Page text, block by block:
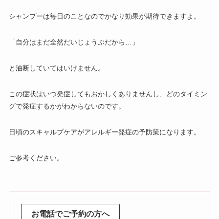
シャンプーは毎日のことなのでかなり効果が期待できますよ。
「自分はまだ全然だいじょうぶだから…」
と油断していてはいけません。
この症状はいつ発症してもおかしくありませんし、どのタイミン
グで発症するかがわからないのです。
日頃のスキャルプケアがアレルギー発症の予防策になります。
ご参考ください。
お電話でご予約の方へ